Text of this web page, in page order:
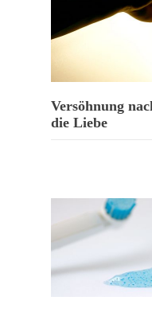
Versöhnung
die Liebe